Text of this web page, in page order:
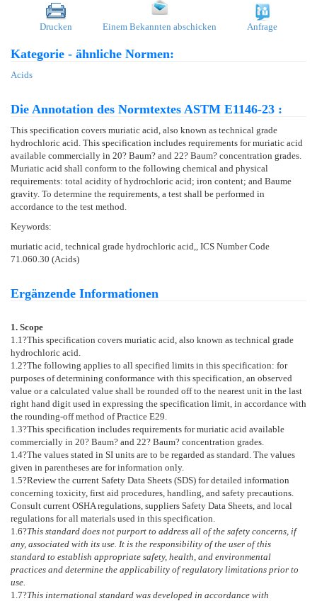
Drucken Einem Bekannten abschicken Anfrage
Kategorie - ähnliche Normen:
Acids
Die Annotation des Normtextes ASTM E1146-23 :
This specification covers muriatic acid, also known as technical grade
hydrochloric acid. This specification includes requirements for muriatic acid
available commercially in 20? Baum? and 22? Baum? concentration grades.
Muriatic acid shall conform to the following chemical and physical
requirements: total acidity of hydrochloric acid; iron content; and Baume
gravity. To determine the requirements, a test shall be performed in
accordance to the test method.
Keywords:
muriatic acid, technical grade hydrochloric acid,, ICS Number Code
71.060.30 (Acids)
Ergänzende Informationen
1. Scope
1.1 ?This specification covers muriatic acid, also known as technical grade
hydrochloric acid.
1.2?The following applies to all specified limits in this specification: for
purposes of determining conformance with this specification, an observed
value or a calculated value shall be rounded off to the nearest unit in the last
right hand digit used in expressing the specification limit, in accordance with
the rounding-off method of Practice E29
1.3?This specification includes requirements for muriatic acid available
commercially in 20? Baum? and 22? Baum? concentration grades.
1.4?The values stated in SI units are to be regarded as standard. The values
given in parentheses are for information only.
1.5?Review the current Safety Data Sheets (SDS) for detailed information
concerning toxicity, first aid procedures, handling, and safety precautions.
Consult current OSHA regulations, suppliers Safety Data Sheets, and local
regulations for all materials used in this specification.
1.6?This standard does not purport to address all of the safety concerns, if
any, associated with its use. It is the responsibility of the user of this
standard to establish appropriate safety, health, and environmental
practices and determine the applicability of regulatory limitations prior to
use.
1.7?This international standard was developed in accordance with